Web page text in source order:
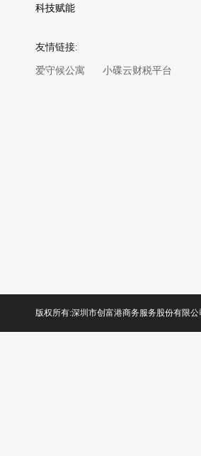
科技赋能
友情链接:
爱守候公寓 小碟云财税平台
版权所有:深圳市创富港商务服务股份有限